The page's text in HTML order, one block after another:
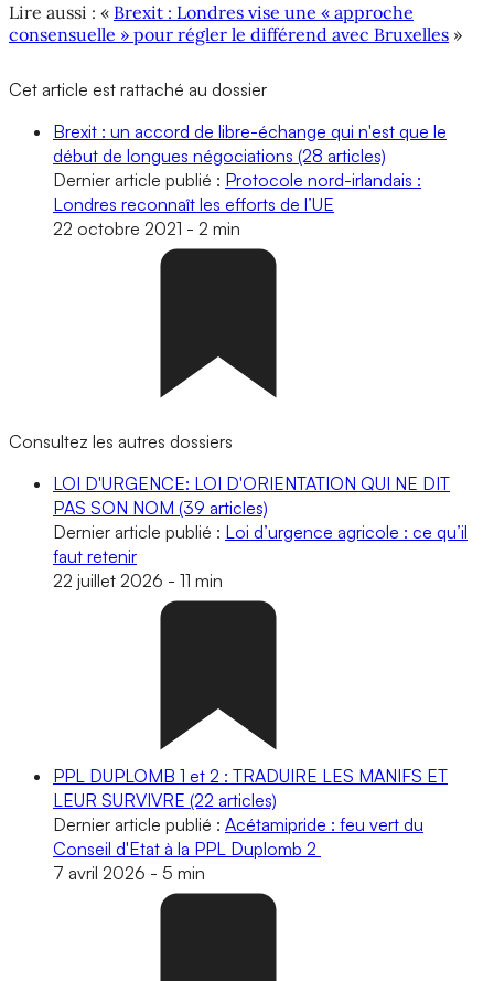
Lire aussi : « Brexit : Londres vise une « approche
consensuelle » pour régler le différend avec Bruxelles »
Cet article est rattaché au dossier
Brexit : un accord de libre-échange qui n'est que le
début de longues négociations (28 articles)
Dernier article publié : Protocole nord-irlandais :
Londres reconnaît les efforts de l’UE
22 octobre 2021 - 2 min
Consultez les autres dossiers
LOI D'URGENCE: LOI D'ORIENTATION QUI NE DIT
PAS SON NOM (39 articles)
Dernier article publié : Loi d’urgence agricole : ce qu’il
faut retenir
22 juillet 2026 - 11 min
PPL DUPLOMB 1 et 2 : TRADUIRE LES MANIFS ET
LEUR SURVIVRE (22 articles)
Dernier article publié : Acétamipride : feu vert du
Conseil d'Etat à la PPL Duplomb 2
7 avril 2026 - 5 min